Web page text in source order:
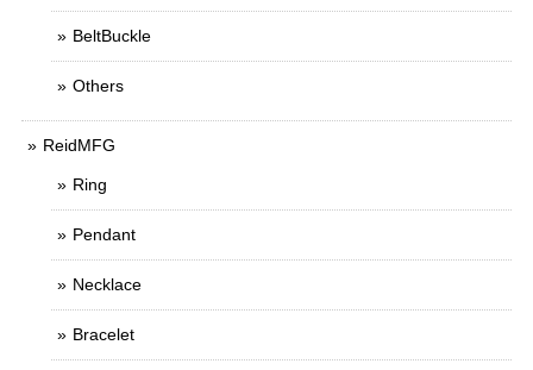
BeltBuckle
Others
ReidMFG
Ring
Pendant
Necklace
Bracelet